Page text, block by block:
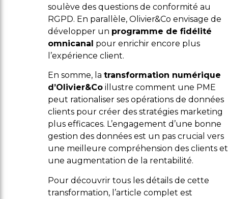
soulève des questions de conformité au
RGPD. En parallèle, Olivier&Co envisage de
développer un programme de fidélité
omnicanal pour enrichir encore plus
l’expérience client.
En somme, la transformation numérique
d’Olivier&Co illustre comment une PME
peut rationaliser ses opérations de données
clients pour créer des stratégies marketing
plus efficaces. L’engagement d’une bonne
gestion des données est un pas crucial vers
une meilleure compréhension des clients et
une augmentation de la rentabilité.
Pour découvrir tous les détails de cette
transformation, l’article complet est